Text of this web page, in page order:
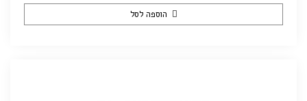
הוספה לסל